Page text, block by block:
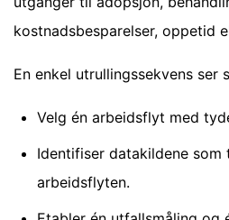
kostnadsbesparelser, oppetid
En enkel utrullingssekvens ser
Velg én arbeidsflyt med
Identifiser datakildene som
arbeidsflyten.